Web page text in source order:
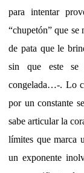
para intentar
“chupetón” que se
de pata que le
sin que este se
congelada…-. Lo
por un constante
sabe articular la
límites que marca
un exponente